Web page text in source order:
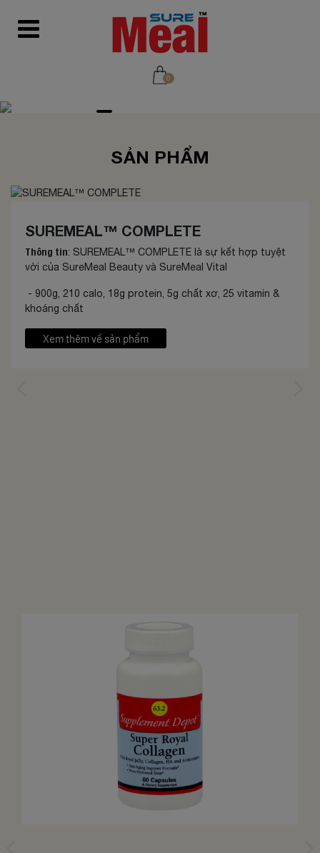
0
SẢN PHẨM
SUREMEAL™ COMPLETE
Thông tin: SUREMEAL™ COMPLETE là sự kết hợp tuyệt
vời của SureMeal Beauty và SureMeal Vital
- 900g, 210 calo, 18g protein, 5g chất xơ, 25 vitamin &
khoáng chất
- Gluten free
Xem thêm về sản phẩm